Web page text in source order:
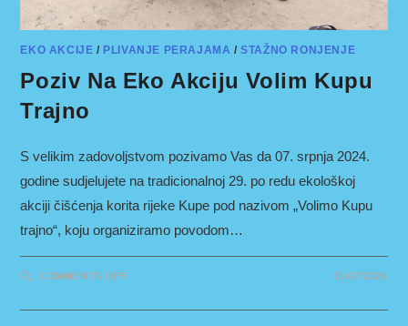
EKO AKCIJE / PLIVANJE PERAJAMA /STAŽNO RONJENJE
Poziv Na Eko Akciju Volim Kupu
Trajno
S velikim zadovoljstvom pozivamo Vas da 07. srpnja 2024.
godine sudjelujete na tradicionalnoj 29. po redu ekološkoj
akciji čišćenja korita rijeke Kupe pod nazivom „Volimo Kupu
trajno“, koju organiziramo povodom…
COMMENTS OFF
EKO
01/07/2024